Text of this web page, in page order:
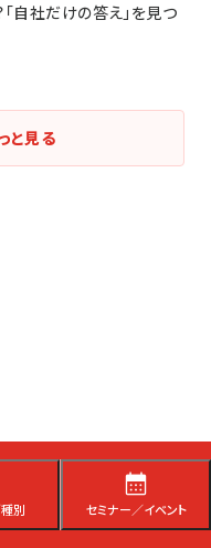
別 セミナー／イベント
自社だけの答え」を見つ
と見る